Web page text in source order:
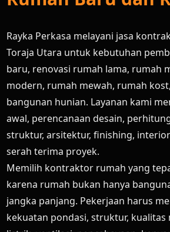
Rayka Perkasa melayani jasa
Toraja Utara untuk kebutuhan
baru, renovasi rumah lama, rumah
modern, rumah mewah, rumah
bangunan hunian. Layanan kami
awal, perencanaan desain,
struktur, arsitektur, finishing,
serah terima proyek.
Memilih kontraktor rumah yang
karena rumah bukan hanya
jangka panjang. Pekerjaan harus
kekuatan pondasi, struktur, kualitas